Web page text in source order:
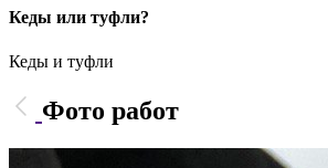
Кеды или туфли?
Кеды и туфли
Фото работ